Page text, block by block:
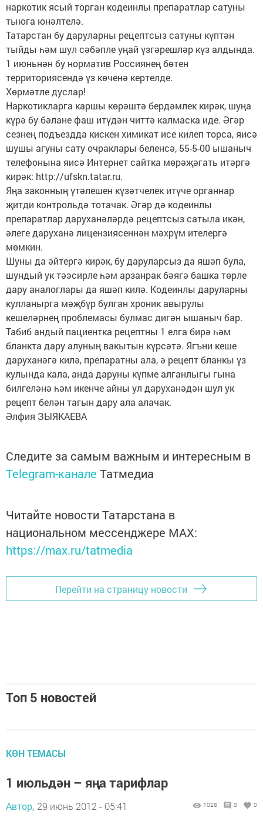
наркотик ясый торган кодеинлы препаратлар сатуны
тыюга юнәлтелә.
Татарстан бу даруларны рецептсыз сатуны күптән
тыйды һәм шул сәбәпле уңай үзгәрешләр күз алдында.
1 июньнән бу норматив Россиянең бөтен
территориясендә үз көченә кертелде.
Хөрмәтле дуслар!
Наркотикларга каршы көрәштә бердәмлек кирәк, шуңа
күрә бу бәлане фаш итүдән читтә калмаска иде. Әгәр
сезнең подъездда кискен химикат исе килеп торса, яисә
шушы агуны сату очраклары беленсә, 55-5-00 ышаныч
телефонына яисә Интернет сайтка мөрәҗәгать итәргә
кирәк: http://ufskn.tatar.ru.
Яңа законның үтәлешен күзәтчелек итүче органнар
җитди контрольдә тотачак. Әгәр дә кодеинлы
препаратлар даруханәләрдә рецептсыз сатыла икән,
әлеге даруханә лицензиясеннән мәхрүм ителергә
мөмкин.
Шуны да әйтергә кирәк, бу даруларсыз да яшәп була,
шундый ук тәэсирле һәм арзанрак бәягә башка төрле
дару аналоглары да яшәп килә. Кодеинлы даруларны
кулланырга мәҗбүр булган хроник авырулы
кешеләрнең проблемасы булмас дигән ышаныч бар.
Табиб андый пациентка рецептны 1 елга бирә һәм
бланкта дару алуның вакытын күрсәтә. Ягъни кеше
даруханәгә килә, препаратны ала, ә рецепт бланкы үз
кулында кала, анда даруны күпме алганлыгы гына
билгеләнә һәм икенче айны ул даруханәдән шул ук
рецепт белән тагын дару ала алачак.
Әлфия ЗЫЯКАЕВА
Следите за самым важным и интересным в
Telegram-канале Татмедиа
Читайте новости Татарстана в
национальном мессенджере MАХ:
https://max.ru/tatmedia
Перейти на страницу новости
Топ 5 новостей
КӨН ТЕМАСЫ
1 июльдән – яңа тарифлар
Автор, 29 июнь 2012 - 05:41 1028 0 0